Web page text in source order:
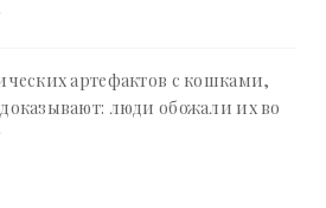
артефактов с кошками,
люди обожали их во
- «Смешное»